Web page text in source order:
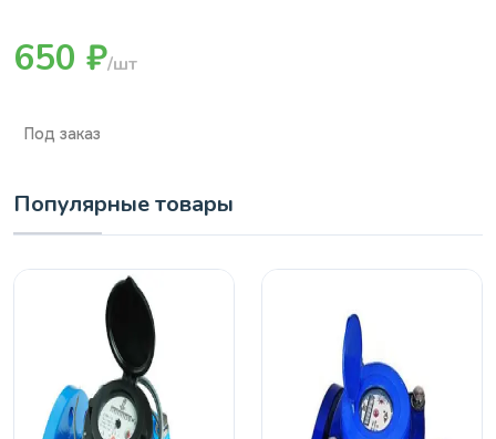
650 ₽/шт
Под заказ
Популярные товары